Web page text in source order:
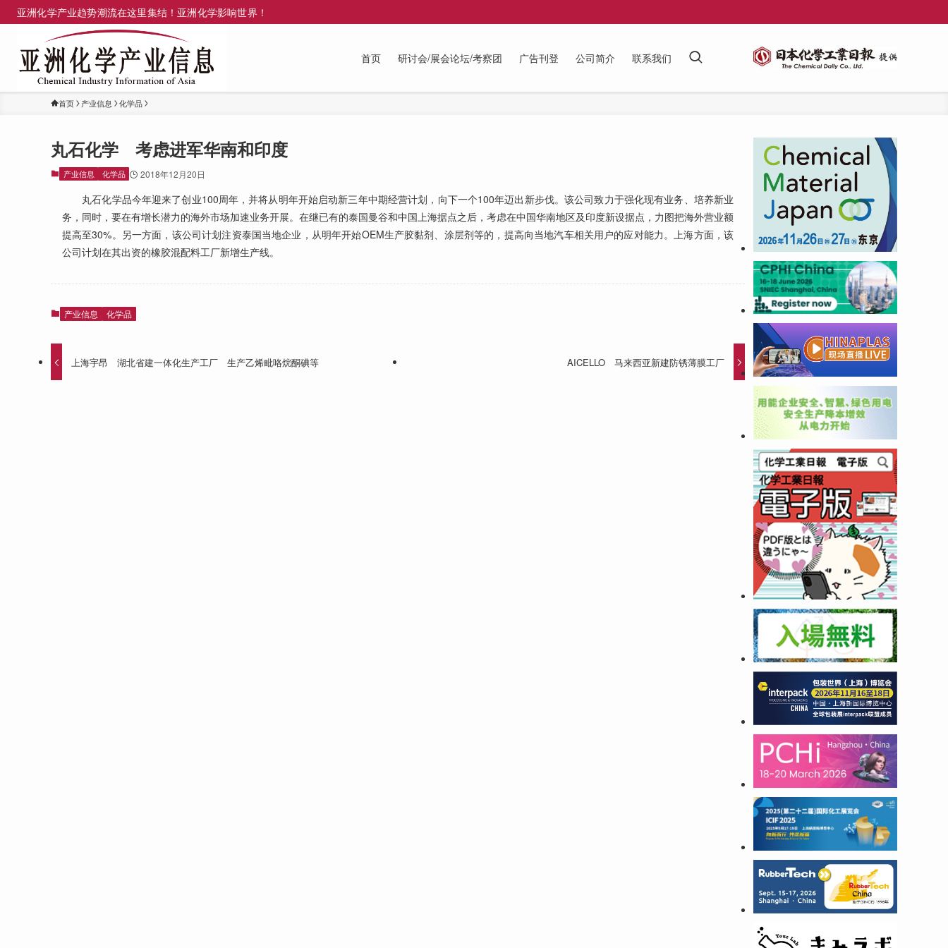
亚洲化学产业趋势潮流在这里集结！亚洲化学影响世界！
首页 研讨会/展会论坛/考察团 广告刊登 公司简介 联系我们
首页 产业信息 化学品
丸石化学 考虑进军华南和印度
产业信息 化学品 2018年12月20日
丸石化学品今年迎来了创业100周年，并将从明年开始启动新三年中期经营计划，向下一个100年迈出新步伐。该公司致力于强化现有业务、培养新业
务，同时，要在有增长潜力的海外市场加速业务开展。在继已有的泰国曼谷和中国上海据点之后，考虑在中国华南地区及印度新设据点，力图把海外营业额
提高至30%。另一方面，该公司计划注资泰国当地企业，从明年开始OEM生产胶黏剂、涂层剂等的，提高向当地汽车相关用户的应对能力。上海方面，该
公司计划在其出资的橡胶混配料工厂新增生产线。
产业信息 化学品
上海宇昂 湖北省建一体化生产工厂 生产乙烯毗咯烷酮碘等 AICELLO 马来西亚新建防锈薄膜工厂